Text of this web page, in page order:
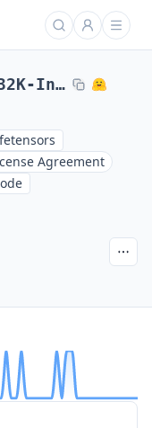
Llama-2-7B-32K-Instruct-AWQ
Agreement